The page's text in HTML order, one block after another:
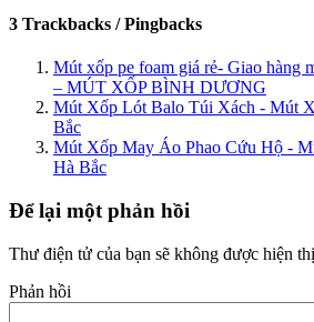
3 Trackbacks / Pingbacks
Mút xốp pe foam giá rẻ- Giao hàng
– MÚT XỐP BÌNH DƯƠNG
Mút Xốp Lót Balo Túi Xách - Mút
Bắc
Mút Xốp May Áo Phao Cứu Hộ -
Hà Bắc
Để lại một phản hồi
Thư điện tử của bạn sẽ không được hiện
Phản hồi